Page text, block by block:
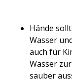
Hände
Wasser
auch für
Wasser
sauber